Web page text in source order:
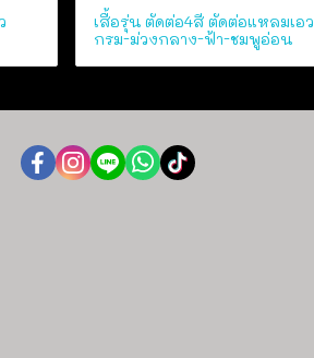
เสื้อรุ่น ตัดต่อ4สี ตัดต่อแหลมเอว
กรม-ม่วงกลาง-ฟ้า-ชมพูอ่อน